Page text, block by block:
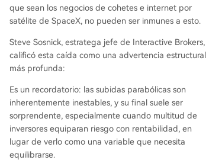
que sean los negocios de cohetes e internet por
satélite de SpaceX, no pueden ser inmunes a esto.
Steve Sosnick, estratega jefe de Interactive Brokers,
calificó esta caída como una advertencia estructural
más profunda:
Es un recordatorio: las subidas parabólicas son
inherentemente inestables, y su final suele ser
sorprendente, especialmente cuando multitud de
inversores equiparan riesgo con rentabilidad, en
lugar de verlo como una variable que necesita
equilibrarse.